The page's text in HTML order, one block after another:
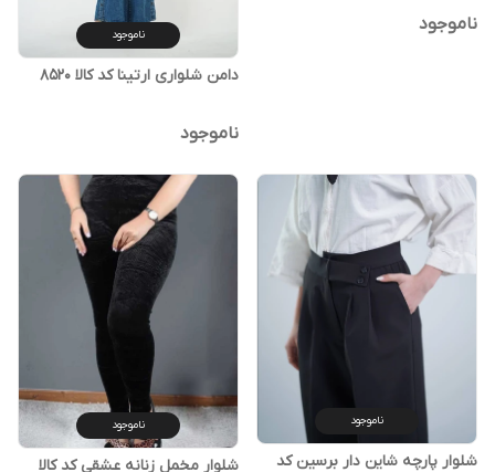
ناموجود ناموجود
دامن شلواری ارتینا کد کالا ۸۵۲۰
ناموجود
ناموجود
شلوار پارچه شاین دار برسین کد
ناموجود
شلوار مخمل زنانه عشقی کد کالا